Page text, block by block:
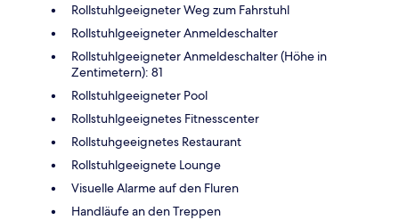
Rollstuhlgeeigneter Weg zum Fahrstuhl
Rollstuhlgeeigneter Anmeldeschalter
Rollstuhlgeeigneter Anmeldeschalter (Höhe in
Zentimetern): 81
Rollstuhlgeeigneter Pool
Rollstuhlgeeignetes Fitnesscenter
Rollstuhgeeignetes Restaurant
Rollstuhlgeeignete Lounge
Visuelle Alarme auf den Fluren
Handläufe an den Treppen